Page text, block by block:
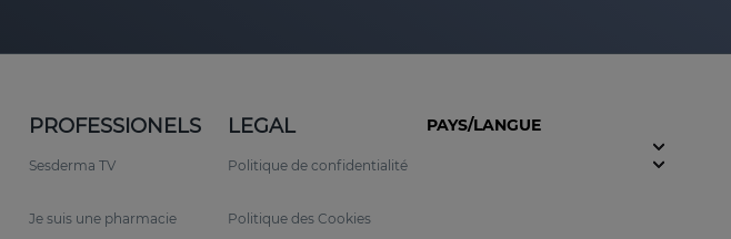
PROFESSIONELS
Sesderma TV
Je suis une pharmacie
LEGAL
Politique de confidentialité
Politique des Cookies
PAYS/LANGUE